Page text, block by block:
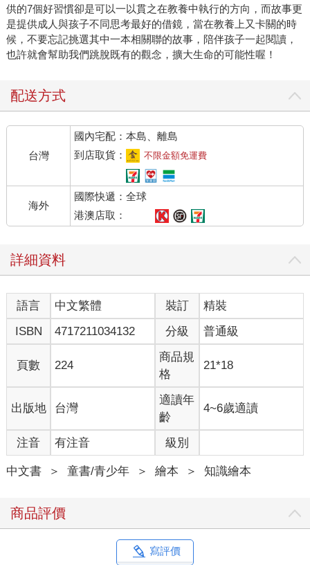
供的7個好習慣卻是可以一以貫之在教養中執行的方向，而故事更
是提供成人與孩子不同思考最好的借鏡，當在教養上又卡關的時
候，不要忘記挑選其中一本相關聯的故事，陪伴孩子一起閱讀，
也許就會幫助我們跳脫既有的觀念，擴大生命的可能性喔！
配送方式
台灣
國內宅配：本島、離島
到店取貨：
不限金額免運費
海外
國際快遞：全球
港澳店取：
詳細資料
語言 中文繁體 裝訂
精裝
ISBN
4717211034132 分級 普通級
頁數 224
商品規
格
21*18
出版地 台灣
適讀年
齡
4~6歲適讀
注音 有注音 級別
中文書 ＞ 童書/青少年 ＞ 繪本 ＞ 知識繪本
商品評價
寫評價